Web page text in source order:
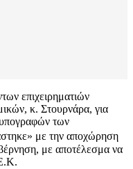
επιχειρηματιών
κ. Στουρνάρα, για
των
με την αποχώρηση
με αποτέλεσμα να